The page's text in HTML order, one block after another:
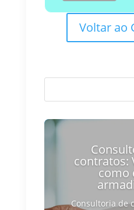
Voltar ao
contratos:
como
Consultoria de